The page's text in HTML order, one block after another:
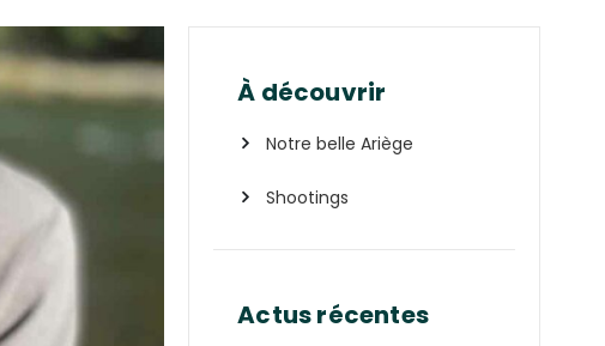
À découvrir
Notre belle Ariège
Shootings
Actus récentes